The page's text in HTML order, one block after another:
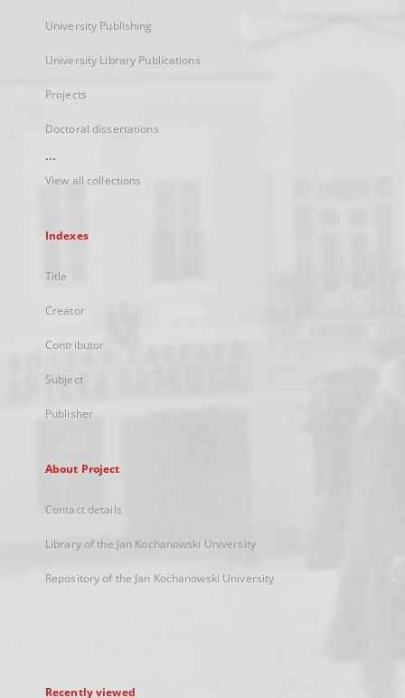
University Publishing
University Library Publications
Projects
Doctoral dissertations
...
View all collections
Indexes
Title
Creator
Contributor
Subject
Publisher
About Project
Contact details
Library of the Jan Kochanowski University
Repository of the Jan Kochanowski University
Recently viewed